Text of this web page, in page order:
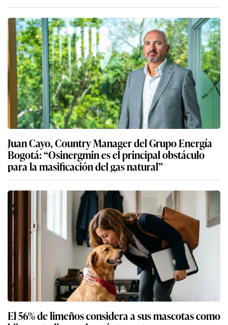
Juan Cayo, Country Manager del Grupo Energía
Bogotá: “Osinergmin es el principal obstáculo
para la masificación del gas natural”
El 56% de limeños considera a sus mascotas como